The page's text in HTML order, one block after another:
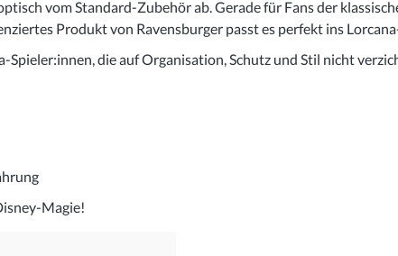
vom Standard-Zubehör ab. Gerade für Fans der
Produkt von Ravensburger passt es perfekt ins
die auf Organisation, Schutz und Stil nicht
Magie!